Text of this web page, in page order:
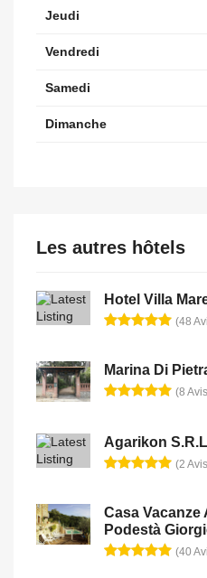
Jeudi
Vendredi
Samedi
Dimanche
Les autres hôtels
Hotel Villa
(48
Marina Di
(8
Agarikon
(2
Casa Vacanze
Podestà
(40